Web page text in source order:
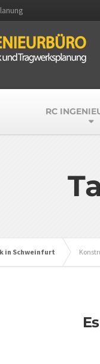
RC
in Schweinfurt